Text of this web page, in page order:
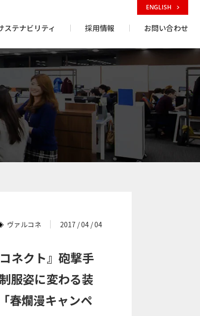
ステナビリティ 採用情報 お問い合わせ
ENGLISH
ヴァルコネ 2017 / 04 / 04
ネクト』砲撃手
服姿に変わる装
春爛漫キャンペ